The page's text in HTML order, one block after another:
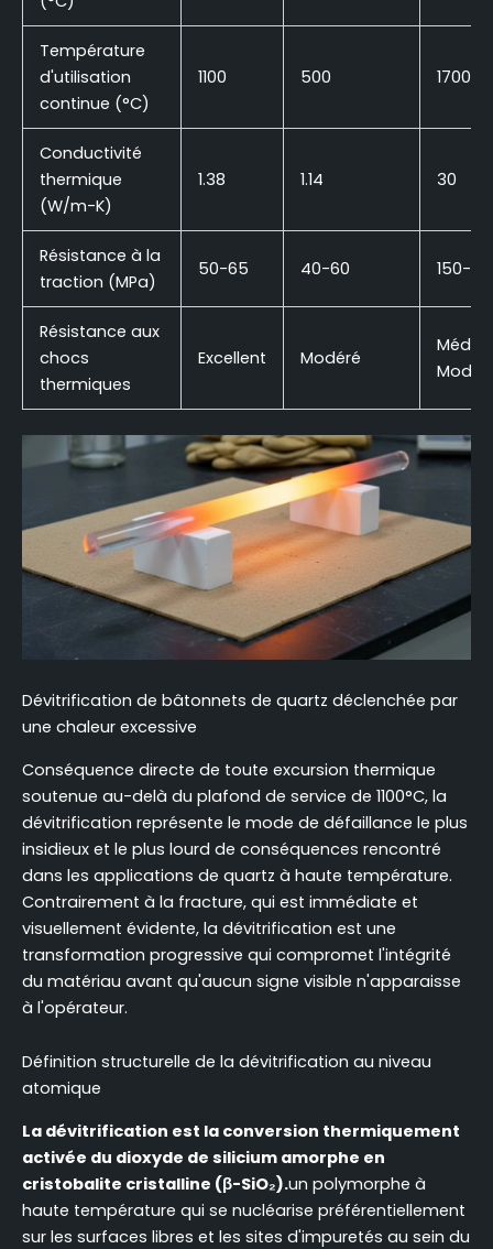
Température
d'utilisation
continue (°C)
1100 500 1700
Conductivité
thermique
(W/m-K)
1.38 1.14 30
Résistance à la
traction (MPa)
50-65 40-60 150-
Résistance aux
chocs
thermiques
Excellent Modéré
Dévitrification de bâtonnets de quartz déclenchée par
une chaleur excessive
Conséquence directe de toute excursion thermique
soutenue au-delà du plafond de service de 1100°C, la
dévitrification représente le mode de défaillance le plus
insidieux et le plus lourd de conséquences rencontré
dans les applications de quartz à haute température.
Contrairement à la fracture, qui est immédiate et
visuellement évidente, la dévitrification est une
transformation progressive qui compromet l'intégrité
du matériau avant qu'aucun signe visible n'apparaisse
à l'opérateur.
Définition structurelle de la dévitrification au niveau
atomique
La dévitrification est la conversion thermiquement
activée du dioxyde de silicium amorphe en
cristobalite cristalline (β-SiO₂).un polymorphe à
haute température qui se nucléarise préférentiellement
sur les surfaces libres et les sites d'impuretés au sein du